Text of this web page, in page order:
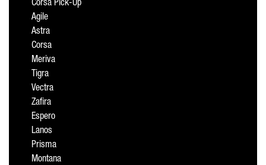
Corsa Pick-Up
Agile
Astra
Corsa
Meriva
Tigra
Vectra
Zafira
Espero
Lanos
Prisma
Montana